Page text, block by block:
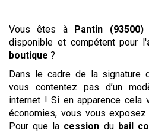
Vous êtes à Pantin (93500)
disponible et compétent pour l'
boutique ?
Dans le cadre de la signature
vous contentez pas d’un
internet ! Si en apparence cela
économies, vous vous
Pour que la cession du bail